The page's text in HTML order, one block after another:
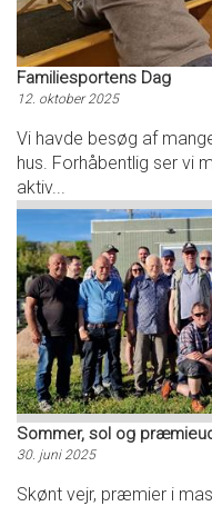
Familiesportens Dag
12. oktober 2025
Vi havde besøg af
hus. Forhåbentlig ser vi
aktiv...
Sommer, sol og
30. juni 2025
Skønt vejr, præmier i